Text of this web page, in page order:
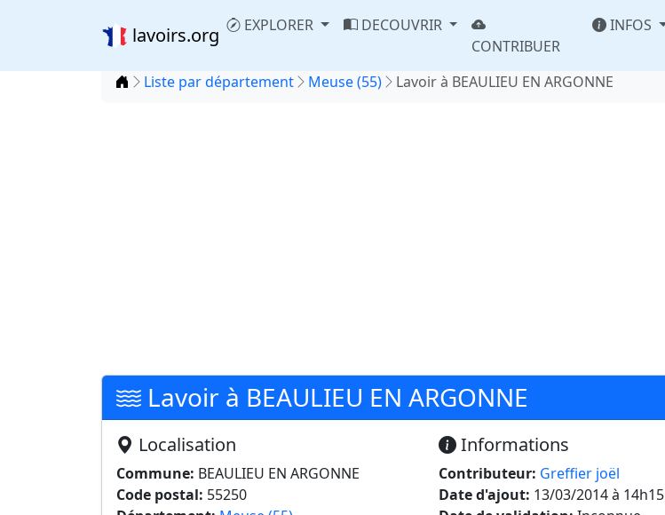
lavoirs.org EXPLORER
DECOUVRIR
CONTRIBUER
INFOS
Accueil
Liste par département Meuse (55) Lavoir à BEAULIEU EN ARGONNE
Lavoir à BEAULIEU EN ARGONNE
Localisation
Commune: BEAULIEU EN ARGONNE
Code postal: 55250
Informations
Contributeur: Greffier joël
Date d'ajout: 13/03/2014 à 14h15